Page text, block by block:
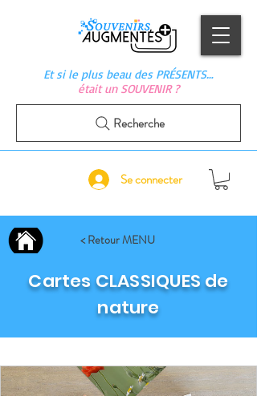
Et si le plus beau des PRÉSENTS…
était un SOUVENIR ?
Se connecter
Recherche
< Retour MENU
Cartes CLASSIQUES de
nature